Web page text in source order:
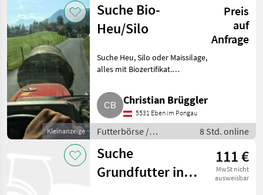
Kleinanzeige
Suche Bio-
Heu/Silo
Preis
auf
Anfrage
Suche Heu, Silo oder Maissilage,
alles mit Biozertifikat.
Christian Brüggler
5531 Eben im Pongau
Futterbörse /
Silageballen
8 Std. online
Suche
Grundfutter in
111 €
MwSt nicht
ausweisbar